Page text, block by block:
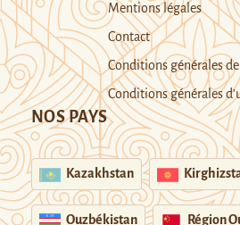
Mentions légales
Contact
Conditions générales
Conditions générales
NOS PAYS
Kazakhstan
Ouzbékistan Région